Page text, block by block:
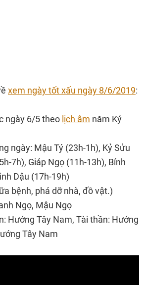
xem ngày tốt xấu ngày 8/6/2019:
ngày 6/5 theo lịch âm năm Kỷ
ngày: Mậu Tý (23h-1h), Kỷ Sửu
7h), Giáp Ngọ (11h-13h), Bính
Dậu (17h-19h)
bệnh, phá dỡ nhà, đồ vật.)
Ngọ, Mậu Ngọ
Hướng Tây Nam, Tài thần: Hướng
Tây Nam